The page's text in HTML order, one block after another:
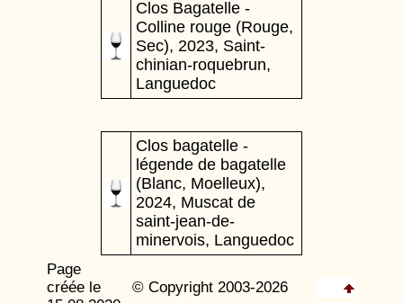
Clos Bagatelle -
Colline rouge (Rouge,
Sec), 2023, Saint-
chinian-roquebrun,
Languedoc
Clos bagatelle -
légende de bagatelle
(Blanc, Moelleux),
2024, Muscat de
saint-jean-de-
minervois, Languedoc
Page
créée le
© Copyright 2003-2026